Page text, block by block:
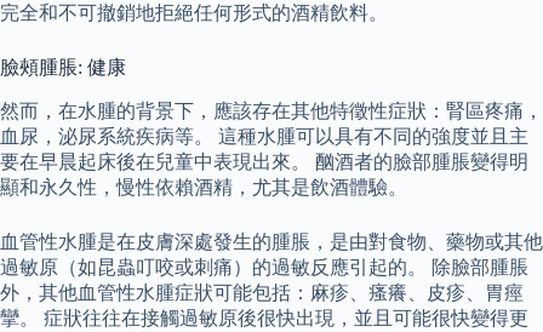
完全和不可撤銷地拒絕任何形式的酒精飲料。
臉頰腫脹: 健康
然而，在水腫的背景下，應該存在其他特徵性症狀：腎區疼痛，
血尿，泌尿系統疾病等。 這種水腫可以具有不同的強度並且主
要在早晨起床後在兒童中表現出來。 酗酒者的臉部腫脹變得明
顯和永久性，慢性依賴酒精，尤其是飲酒體驗。
血管性水腫是在皮膚深處發生的腫脹，是由對食物、藥物或其他
過敏原（如昆蟲叮咬或刺痛）的過敏反應引起的。 除臉部腫脹
外，其他血管性水腫症狀可能包括：麻疹、瘙癢、皮疹、胃痙
攣。 症狀往往在接觸過敏原後很快出現，並且可能很快變得更